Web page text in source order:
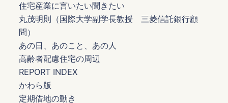
住宅産業に言いたい聞きたい
丸茂明則（国際大学副学長教授 三菱信託銀行顧
問）
あの日、あのこと、あの人
高齢者配慮住宅の周辺
REPORT INDEX
かわら版
定期借地の動き